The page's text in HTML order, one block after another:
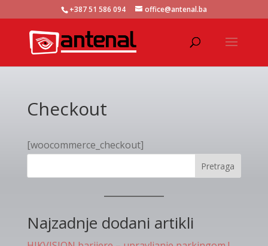
+387 51 586 094 office@antenal.ba
Checkout
[woocommerce_checkout]
Pretraga
Najzadnje dodani artikli